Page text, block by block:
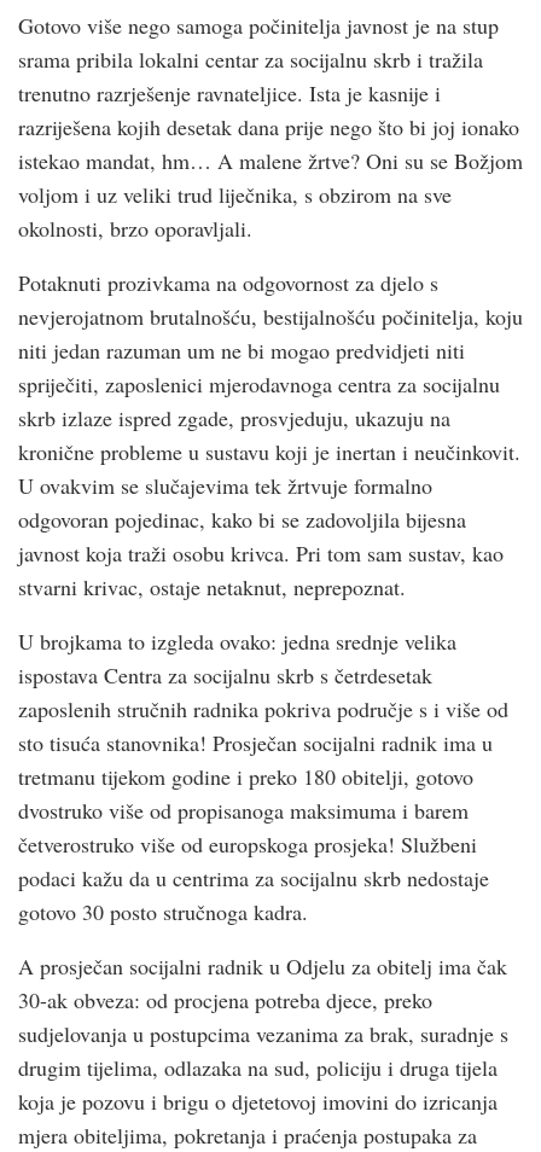
Gotovo više nego samoga počinitelja javnost je na stup
srama pribila lokalni centar za socijalnu skrb i tražila
trenutno razrješenje ravnateljice. Ista je kasnije i
razriješena kojih desetak dana prije nego što bi joj ionako
istekao mandat, hm… A malene žrtve? Oni su se Božjom
voljom i uz veliki trud liječnika, s obzirom na sve
okolnosti, brzo oporavljali.
Potaknuti prozivkama na odgovornost za djelo s
nevjerojatnom brutalnošću, bestijalnošću počinitelja, koju
niti jedan razuman um ne bi mogao predvidjeti niti
spriječiti, zaposlenici mjerodavnoga centra za socijalnu
skrb izlaze ispred zgade, prosvjeduju, ukazuju na
kronične probleme u sustavu koji je inertan i neučinkovit.
U ovakvim se slučajevima tek žrtvuje formalno
odgovoran pojedinac, kako bi se zadovoljila bijesna
javnost koja traži osobu krivca. Pri tom sam sustav, kao
stvarni krivac, ostaje netaknut, neprepoznat.
U brojkama to izgleda ovako: jedna srednje velika
ispostava Centra za socijalnu skrb s četrdesetak
zaposlenih stručnih radnika pokriva područje s i više od
sto tisuća stanovnika! Prosječan socijalni radnik ima u
tretmanu tijekom godine i preko 180 obitelji, gotovo
dvostruko više od propisanoga maksimuma i barem
četverostruko više od europskoga prosjeka! Službeni
podaci kažu da u centrima za socijalnu skrb nedostaje
gotovo 30 posto stručnoga kadra.
A prosječan socijalni radnik u Odjelu za obitelj ima čak
30-ak obveza: od procjena potreba djece, preko
sudjelovanja u postupcima vezanima za brak, suradnje s
drugim tijelima, odlazaka na sud, policiju i druga tijela
koja je pozovu i brigu o djetetovoj imovini do izricanja
mjera obiteljima, pokretanja i praćenja postupaka za